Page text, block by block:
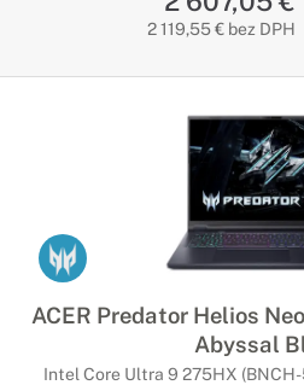
2 119,55 € bez DPH
ACER Predator Helios
Abyssal
Intel Core Ultra 9 275HX